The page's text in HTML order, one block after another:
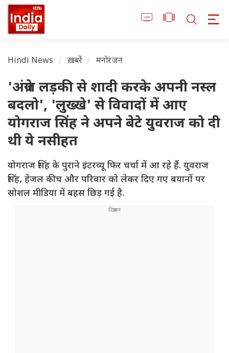
Hindi News ख़बरें मनोरंजन
'अंग्रेज लड़की से शादी करके अपनी नस्ल
बदलो', 'लुख्खे' से विवादों में आए
योगराज सिंह ने अपने बेटे युवराज को दी
थी ये नसीहत
योगराज सिंह के पुराने इंटरव्यू फिर चर्चा में आ रहे हैं. युवराज
सिंह, हेजल कीच और परिवार को लेकर दिए गए बयानों पर
सोशल मीडिया में बहस छिड़ गई है.